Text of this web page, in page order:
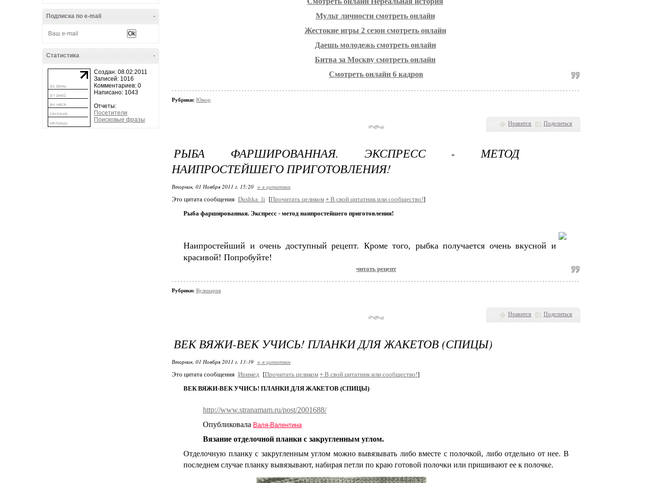
-
Подписка по e-mail
-
Статистика
Создан: 08.02.2011
Записей: 1016
Комментариев: 0
Написано: 1043
Отчеты:
Посетители
Поисковые фразы
Нравится Поделиться
Мульт личности смотреть онлайн
Жестокие игры 2 сезон смотреть онлайн
Даешь молодежь смотреть онлайн
Битва за Москву смотреть онлайн
Смотреть онлайн 6 кадров
Рубрики: Юмор
Нравится Поделиться
РЫБА ФАРШИРОВАННАЯ. ЭКСПРЕСС - МЕТОД
НАИПРОСТЕЙШЕГО ПРИГОТОВЛЕНИЯ!
Вторник, 01 Ноября 2011 г. 15:20 + в цитатник
Это цитата сообщения Dushka_li [Прочитать целиком + В свой цитатник или сообщество!]
Рыба фаршированная. Экспресс - метод наипростейшего приготовления!
Наипростейший и очень доступный рецепт. Кроме того, рыбка получается очень вкусной и
красивой! Попробуйте!
читать рецепт
Рубрики: Кулинария
ВЕК ВЯЖИ-ВЕК УЧИСЬ! ПЛАНКИ ДЛЯ ЖАКЕТОВ (СПИЦЫ)
Вторник, 01 Ноября 2011 г. 13:39 + в цитатник
Это цитата сообщения Иримед [Прочитать целиком + В свой цитатник или сообщество!]
ВЕК ВЯЖИ-ВЕК УЧИСЬ! ПЛАНКИ ДЛЯ ЖАКЕТОВ (СПИЦЫ)
http://www.stranamam.ru/post/2001688/
Опубликовала Валя-Валентина
Вязание отделочной планки с закругленным углом.
Отделочную планку с закругленным углом можно вывязывать либо вместе с полочкой, либо отдельно от нее. В
последнем случае планку вывязывают, набирая петли по краю готовой полочки или пришивают ее к полочке.